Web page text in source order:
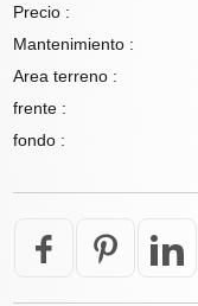
Precio :
Mantenimiento :
Area terreno :
frente :
fondo :